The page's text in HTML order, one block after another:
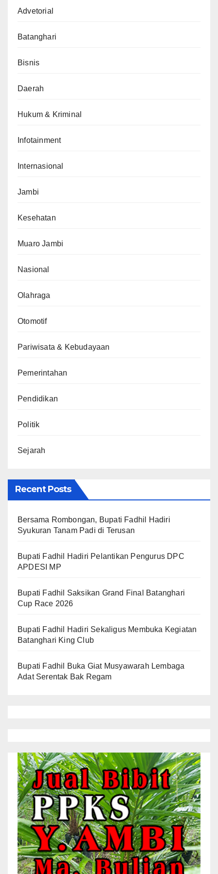
Advetorial
Batanghari
Bisnis
Daerah
Hukum & Kriminal
Infotainment
Internasional
Jambi
Kesehatan
Muaro Jambi
Nasional
Olahraga
Otomotif
Pariwisata & Kebudayaan
Pemerintahan
Pendidikan
Politik
Sejarah
Recent Posts
Bersama Rombongan, Bupati Fadhil Hadiri
Syukuran Tanam Padi di Terusan
Bupati Fadhil Hadiri Pelantikan Pengurus DPC
APDESI MP
Bupati Fadhil Saksikan Grand Final Batanghari
Cup Race 2026
Bupati Fadhil Hadiri Sekaligus Membuka Kegiatan
Batanghari King Club
Bupati Fadhil Buka Giat Musyawarah Lembaga
Adat Serentak Bak Regam